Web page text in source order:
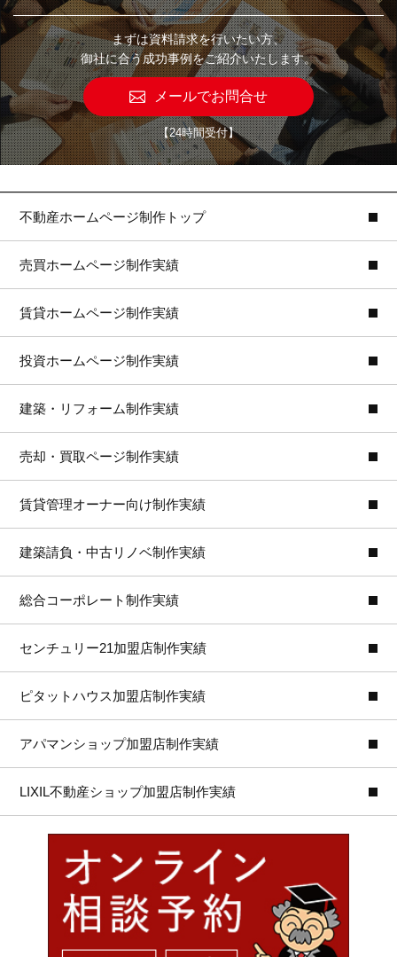
まずは資料請求を行いたい方、
御社に合う成功事例をご紹介いたします。
メールでお問合せ
【24時間受付】
不動産ホームページ制作トップ
売買ホームページ制作実績
賃貸ホームページ制作実績
投資ホームページ制作実績
建築・リフォーム制作実績
売却・買取ページ制作実績
賃貸管理オーナー向け制作実績
建築請負・中古リノベ制作実績
総合コーポレート制作実績
センチュリー21加盟店制作実績
ピタットハウス加盟店制作実績
アパマンショップ加盟店制作実績
LIXIL不動産ショップ加盟店制作実績